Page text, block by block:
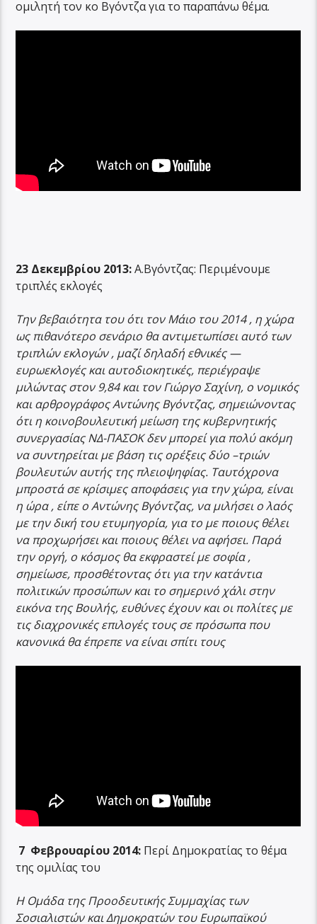
ομιλητή τον κο Βγόντζα για το παραπάνω θέμα.
23 Δεκεμβρίου 2013:Α.Βγόντζας: Περιμένουμε
τριπλές εκλογές
Την βεβαιότητα του ότι τον Μάιο του 2014 , η χώρα
ως πιθανότερο σενάριο θα αντιμετωπίσει αυτό των
τριπλών εκλογών , μαζί δηλαδή εθνικές —
ευρωεκλογές και αυτοδιοκητικές, περιέγραψε
μιλώντας στον 9,84 και τον Γιώργο Σαχίνη, ο νομικός
και αρθρογράφος Αντώνης Βγόντζας, σημειώνοντας
ότι η κοινοβουλευτική μείωση της κυβερνητικής
συνεργασίας ΝΔ-ΠΑΣΟΚ δεν μπορεί για πολύ ακόμη
να συντηρείται με βάση τις ορέξεις δύο –τριών
βουλευτών αυτής της πλειοψηφίας. Ταυτόχρονα
μπροστά σε κρίσιμες αποφάσεις για την χώρα, είναι
η ώρα , είπε ο Αντώνης Βγόντζας, να μιλήσει ο λαός
με την δική του ετυμηγορία, για το με ποιους θέλει
να προχωρήσει και ποιους θέλει να αφήσει. Παρά
την οργή, ο κόσμος θα εκφραστεί με σοφία ,
σημείωσε, προσθέτοντας ότι για την κατάντια
πολιτικών προσώπων και το σημερινό χάλι στην
εικόνα της Βουλής, ευθύνες έχουν και οι πολίτες με
τις διαχρονικές επιλογές τους σε πρόσωπα που
κανονικά θα έπρεπε να είναι σπίτι τους
7 Φεβρουαρίου 2014: Περί Δημοκρατίας το θέμα
της ομιλίας του
Η Ομάδα της Προοδευτικής Συμμαχίας των
Σοσιαλιστών και Δημοκρατών του Ευρωπαϊκού